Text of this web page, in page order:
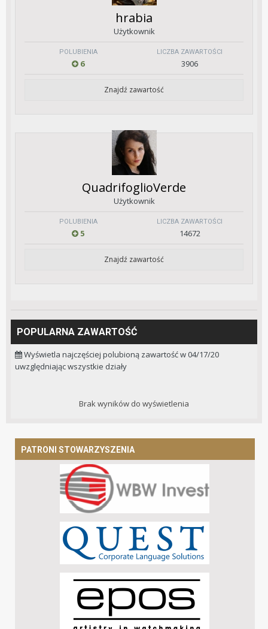
hrabia
Użytkownik
POLUBIENIA
6
LICZBA ZAWARTOŚCI
3906
Znajdź zawartość
QuadrifoglioVerde
Użytkownik
POLUBIENIA
5
LICZBA ZAWARTOŚCI
14672
Znajdź zawartość
POPULARNA ZAWARTOŚĆ
Wyświetla najczęściej polubioną zawartość w 04/17/20
uwzględniając wszystkie działy
Brak wyników do wyświetlenia
PATRONI STOWARZYSZENIA